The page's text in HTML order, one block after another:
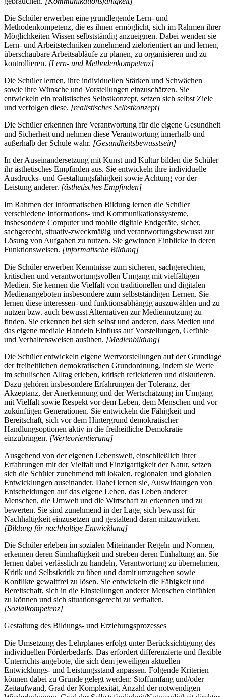
Die Schüler erwerben eine grundlegende Lern- und
Methodenkompetenz, die es ihnen ermöglicht, sich im Rahmen ihrer
Möglichkeiten Wissen selbstständig anzueignen. Dabei wenden sie
Lern- und Arbeitstechniken zunehmend zielorientiert an und lernen,
überschaubare Arbeitsabläufe zu planen, zu organisieren und zu
kontrollieren. [Lern- und Methodenkompetenz]
Die Schüler lernen, ihre individuellen Stärken und Schwächen
sowie ihre Wünsche und Vorstellungen einzuschätzen. Sie
entwickeln ein realistisches Selbstkonzept, setzen sich selbst Ziele
und verfolgen diese. [realistisches Selbstkonzept]
Die Schüler erkennen ihre Verantwortung für die eigene Gesundheit
und Sicherheit und nehmen diese Verantwortung innerhalb und
außerhalb der Schule wahr. [Gesundheitsbewusstsein]
In der Auseinandersetzung mit Kunst und Kultur bilden die Schüler
ihr ästhetisches Empfinden aus. Sie entwickeln ihre individuelle
Ausdrucks- und Gestaltungsfähigkeit sowie Achtung vor der
Leistung anderer. [ästhetisches Empfinden]
Im Rahmen der informatischen Bildung lernen die Schüler
verschiedene Informations- und Kommunikationssysteme,
insbesondere Computer und mobile digitale Endgeräte, sicher,
sachgerecht, situativ-zweckmäßig und verantwortungsbewusst zur
Lösung von Aufgaben zu nutzen. Sie gewinnen Einblicke in deren
Funktionsweisen. [informatische Bildung]
Die Schüler erwerben Kenntnisse zum sicheren, sachgerechten,
kritischen und verantwortungsvollen Umgang mit vielfältigen
Medien. Sie kennen die Vielfalt von traditionellen und digitalen
Medienangeboten insbesondere zum selbstständigen Lernen. Sie
lernen diese interessen- und funktionsabhängig auszuwählen und zu
nutzen bzw. auch bewusst Alternativen zur Mediennutzung zu
finden. Sie erkennen bei sich selbst und anderen, dass Medien und
das eigene mediale Handeln Einfluss auf Vorstellungen, Gefühle
und Verhaltensweisen ausüben. [Medienbildung]
Die Schüler entwickeln eigene Wertvorstellungen auf der Grundlage
der freiheitlichen demokratischen Grundordnung, indem sie Werte
im schulischen Alltag erleben, kritisch reflektieren und diskutieren.
Dazu gehören insbesondere Erfahrungen der Toleranz, der
Akzeptanz, der Anerkennung und der Wertschätzung im Umgang
mit Vielfalt sowie Respekt vor dem Leben, dem Menschen und vor
zukünftigen Generationen. Sie entwickeln die Fähigkeit und
Bereitschaft, sich vor dem Hintergrund demokratischer
Handlungsoptionen aktiv in die freiheitliche Demokratie
einzubringen. [Werteorientierung]
Ausgehend von der eigenen Lebenswelt, einschließlich ihrer
Erfahrungen mit der Vielfalt und Einzigartigkeit der Natur, setzen
sich die Schüler zunehmend mit lokalen, regionalen und globalen
Entwicklungen auseinander. Dabei lernen sie, Auswirkungen von
Entscheidungen auf das eigene Leben, das Leben anderer
Menschen, die Umwelt und die Wirtschaft zu erkennen und zu
bewerten. Sie sind zunehmend in der Lage, sich bewusst für
Nachhaltigkeit einzusetzen und gestaltend daran mitzuwirken.
[Bildung für nachhaltige Entwicklung]
Die Schüler erleben im sozialen Miteinander Regeln und Normen,
erkennen deren Sinnhaftigkeit und streben deren Einhaltung an. Sie
lernen dabei verlässlich zu handeln, Verantwortung zu übernehmen,
Kritik und Selbstkritik zu üben und damit umzugehen sowie
Konflikte gewaltfrei zu lösen. Sie entwickeln die Fähigkeit und
Bereitschaft, sich in die Einstellungen anderer Menschen einfühlen
zu können und sich situationsgerecht zu verhalten.
[Sozialkompetenz]
Gestaltung des Bildungs- und Erziehungsprozesses
Die Umsetzung des Lehrplanes erfolgt unter Berücksichtigung des
individuellen Förderbedarfs. Das erfordert differenzierte und flexible
Unterrichts-angebote, die sich dem jeweiligen aktuellen
Entwicklungs- und Leistungsstand anpassen. Folgende Kriterien
können dabei zu Grunde gelegt werden: Stoffumfang und/oder
Zeitaufwand, Grad der Komplexität, Anzahl der notwendigen